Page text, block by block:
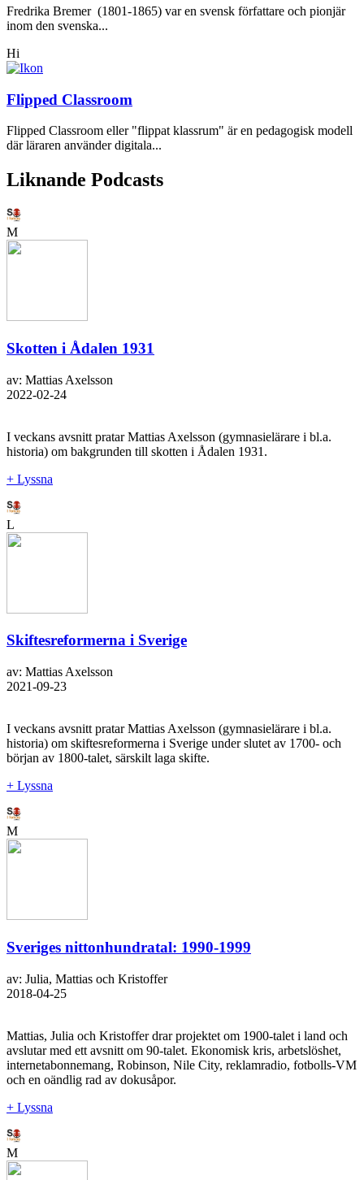
Fredrika Bremer (1801-1865) var en svensk författare och pionjär
inom den svenska...
Hi
Flipped Classroom
Flipped Classroom eller "flippat klassrum" är en pedagogisk modell
där läraren använder digitala...
Liknande Podcasts
M
Skotten i Ådalen 1931
av: Mattias Axelsson
2022-02-24
I veckans avsnitt pratar Mattias Axelsson (gymnasielärare i bl.a.
historia) om bakgrunden till skotten i Ådalen 1931.
+ Lyssna
L
Skiftesreformerna i Sverige
av: Mattias Axelsson
2021-09-23
I veckans avsnitt pratar Mattias Axelsson (gymnasielärare i bl.a.
historia) om skiftesreformerna i Sverige under slutet av 1700- och
början av 1800-talet, särskilt laga skifte.
+ Lyssna
M
Sveriges nittonhundratal: 1990-1999
av: Julia, Mattias och Kristoffer
2018-04-25
Mattias, Julia och Kristoffer drar projektet om 1900-talet i land och
avslutar med ett avsnitt om 90-talet. Ekonomisk kris, arbetslöshet,
internetabonnemang, Robinson, Nile City, reklamradio, fotbolls-VM
och en oändlig rad av dokusåpor.
+ Lyssna
M